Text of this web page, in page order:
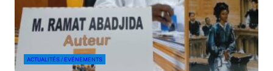
ACTUALITÉS / EVÉNEMENTS